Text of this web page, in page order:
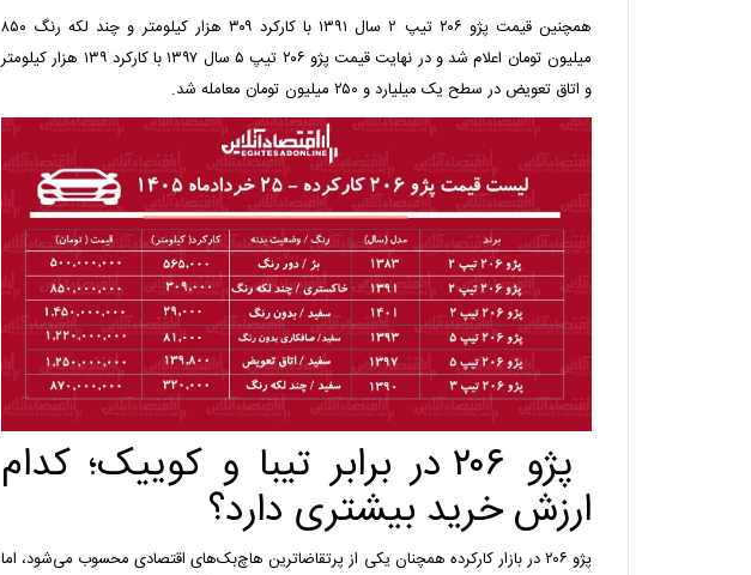
همچنین قیمت پژو ۲۰۶ تیپ ۲ سال ۱۳۹۱ با کارکرد ۳۰۹ هزار کیلومتر و چند لکه رنگ ۸۵۰
میلیون تومان اعلام شد و در نهایت قیمت پژو ۲۰۶ تیپ ۵ سال ۱۳۹۷ با کارکرد ۱۳۹ هزار کیلومتر
و اتاق تعویض در سطح یک میلیارد و ۲۵۰ میلیون تومان معامله شد.
پژو ۲۰۶ در برابر تیبا و کوییک؛ کدام
ارزش خرید بیشتری دارد؟
پژو ۲۰۶ در بازار کارکرده همچنان یکی از پرتقاضاترین هاچ‌بک‌های اقتصادی محسوب می‌شود، اما